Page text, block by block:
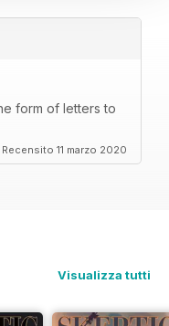
form of letters to
Recensito 11 marzo 2020
Visualizza tutti